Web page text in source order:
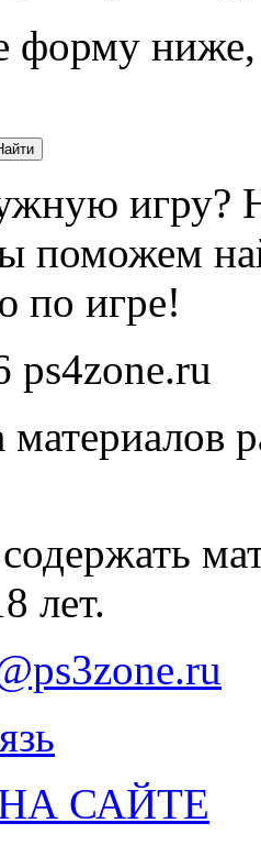
форму
игру?
поможем
по игре!
ps4zone.ru
материалов
лет.
САЙТЕ